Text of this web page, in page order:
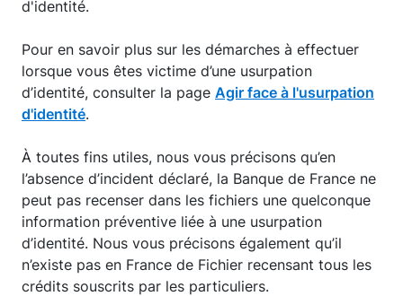
d'identité.
Pour en savoir plus sur les démarches à effectuer
lorsque vous êtes victime d’une usurpation
d’identité, consulter la page Agir face à l'usurpation
d'identité.
À toutes fins utiles, nous vous précisons qu’en
l’absence d’incident déclaré, la Banque de France ne
peut pas recenser dans les fichiers une quelconque
information préventive liée à une usurpation
d’identité. Nous vous précisons également qu’il
n’existe pas en France de Fichier recensant tous les
crédits souscrits par les particuliers.